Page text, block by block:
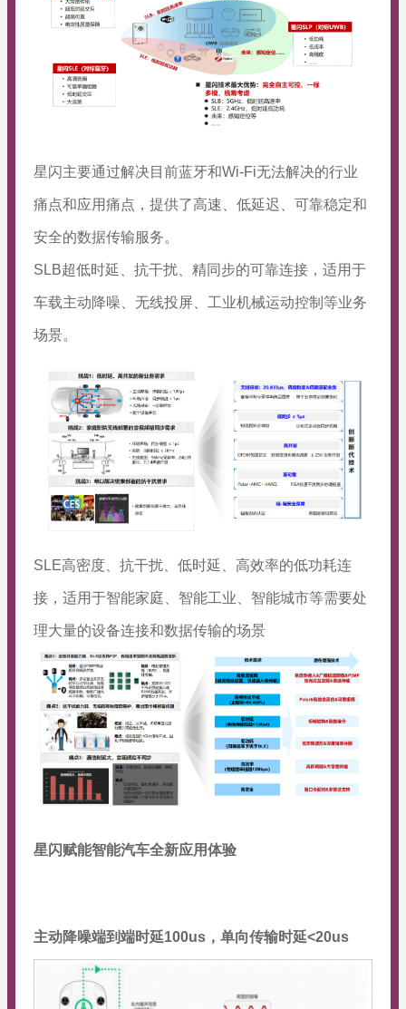
星闪主要通过解决目前蓝牙和Wi-Fi无法解决的行业
痛点和应用痛点，提供了高速、低延迟、可靠稳定和
安全的数据传输服务。
SLB超低时延、抗干扰、精同步的可靠连接，适用于
车载主动降噪、无线投屏、工业机械运动控制等业务
场景。
SLE高密度、抗干扰、低时延、高效率的低功耗连
接，适用于智能家庭、智能工业、智能城市等需要处
理大量的设备连接和数据传输的场景
星闪赋能智能汽车全新应用体验
主动降噪端到端时延100us，单向传输时延<20us